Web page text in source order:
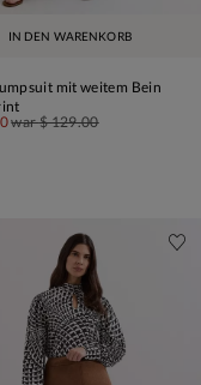
IN DEN WARENKORB
mit weitem Bein
war$ 129.00